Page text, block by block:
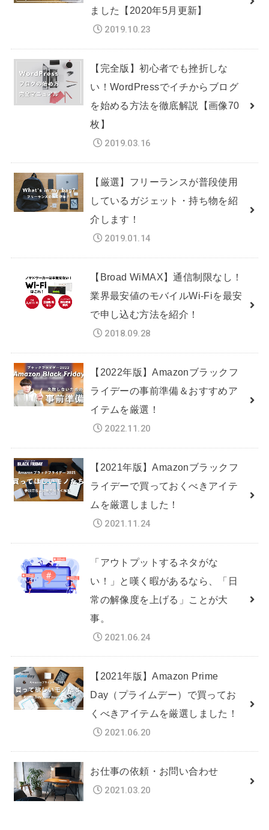
ました【2020年5月更新】
2019.10.23
【完全版】初心者でも挫折しな
い！WordPressでイチからブログ
を始める方法を徹底解説【画像70
枚】
2019.03.16
【厳選】フリーランスが普段使用
しているガジェット・持ち物を紹
介します！
2019.01.14
【Broad WiMAX】通信制限なし！
業界最安値のモバイルWi-Fiを最安
で申し込む方法を紹介！
2018.09.28
【2022年版】Amazonブラックフ
ライデーの事前準備＆おすすめア
イテムを厳選！
2022.11.20
【2021年版】Amazonブラックフ
ライデーで買っておくべきアイテ
ムを厳選しました！
2021.11.24
「アウトプットするネタがな
い！」と嘆く暇があるなら、「日
常の解像度を上げる」ことが大
事。
2021.06.24
【2021年版】Amazon Prime
Day（プライムデー）で買ってお
くべきアイテムを厳選しました！
2021.06.20
お仕事の依頼・お問い合わせ
2021.03.20